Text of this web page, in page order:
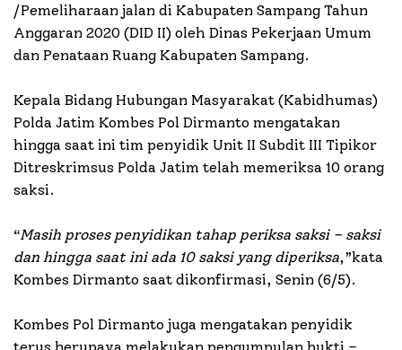
/Pemeliharaan jalan di Kabupaten Sampang Tahun
Anggaran 2020 (DID II) oleh Dinas Pekerjaan Umum
dan Penataan Ruang Kabupaten Sampang.
Kepala Bidang Hubungan Masyarakat (Kabidhumas)
Polda Jatim Kombes Pol Dirmanto mengatakan
hingga saat ini tim penyidik Unit II Subdit III Tipikor
Ditreskrimsus Polda Jatim telah memeriksa 10 orang
saksi.
“Masih proses penyidikan tahap periksa saksi – saksi
dan hingga saat ini ada 10 saksi yang diperiksa,”kata
Kombes Dirmanto saat dikonfirmasi, Senin (6/5).
Kombes Pol Dirmanto juga mengatakan penyidik
terus berupaya melakukan pengumpulan bukti –